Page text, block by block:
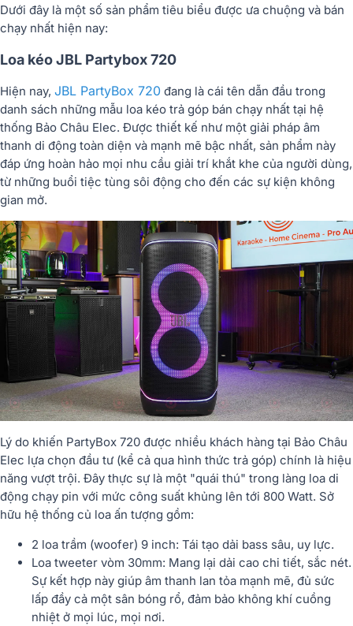
Dưới đây là một số sản phẩm tiêu biểu được ưa chuộng và bán
chạy nhất hiện nay:
Loa kéo JBL Partybox 720
Hiện nay, JBL PartyBox 720 đang là cái tên dẫn đầu trong
danh sách những mẫu loa kéo trả góp bán chạy nhất tại hệ
thống Bảo Châu Elec. Được thiết kế như một giải pháp âm
thanh di động toàn diện và mạnh mẽ bậc nhất, sản phẩm này
đáp ứng hoàn hảo mọi nhu cầu giải trí khắt khe của người dùng,
từ những buổi tiệc tùng sôi động cho đến các sự kiện không
gian mở.
Lý do khiến PartyBox 720 được nhiều khách hàng tại Bảo Châu
Elec lựa chọn đầu tư (kể cả qua hình thức trả góp) chính là hiệu
năng vượt trội. Đây thực sự là một "quái thú" trong làng loa di
động chạy pin với mức công suất khủng lên tới 800 Watt. Sở
hữu hệ thống củ loa ấn tượng gồm:
2 loa trầm (woofer) 9 inch: Tái tạo dải bass sâu, uy lực.
Loa tweeter vòm 30mm: Mang lại dải cao chi tiết, sắc nét.
Sự kết hợp này giúp âm thanh lan tỏa mạnh mẽ, đủ sức
lấp đầy cả một sân bóng rổ, đảm bảo không khí cuồng
nhiệt ở mọi lúc, mọi nơi.